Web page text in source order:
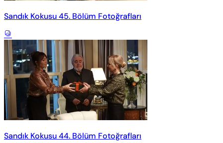
Sandık Kokusu 45. Bölüm Fotoğrafları
Sandık Kokusu 44. Bölüm Fotoğrafları